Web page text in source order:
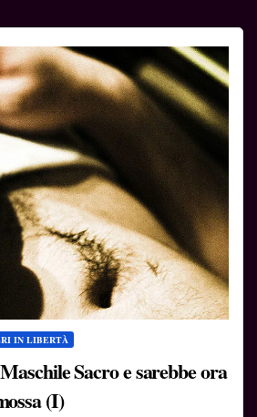
IN LIBERTÀ
Sacro e sarebbe ora
(I)